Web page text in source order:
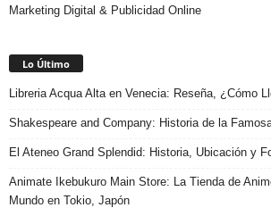
Marketing Digital & Publicidad Online
Lo Último
Libreria Acqua Alta en Venecia: Reseña, ¿Cómo
Shakespeare and Company: Historia de la
El Ateneo Grand Splendid: Historia, Ubicación y
Animate Ikebukuro Main Store: La Tienda de
Mundo en Tokio, Japón